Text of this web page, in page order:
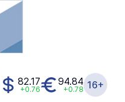
82.17
+0.76
94.84
+0.78 16+